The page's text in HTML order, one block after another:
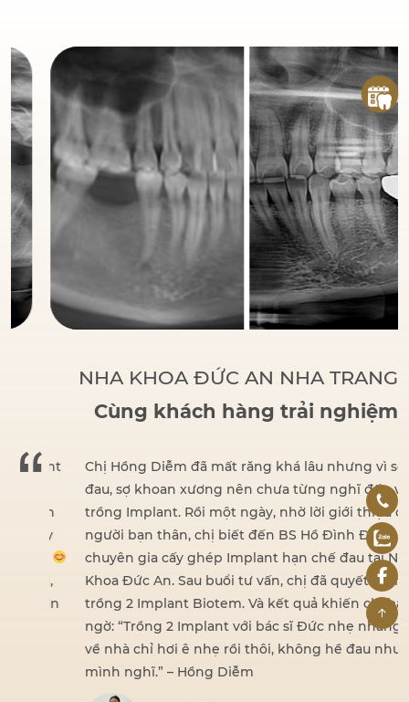
Đức tập trung vào các
phương pháp điều trị
dựa trên khoa học và
thực tiễn, đảm bảo
răng vững chắc, thẩm
mỹ và sử dụng lâu dài.
NHA KHOA ĐỨC AN NHA TRANG
Cùng khách hàng trải nghiệm
Chị Hồng Diễm đã mất răng khá lâu nhưng vì sợ
đau, sợ khoan xương nên chưa từng nghĩ đến việc
trồng Implant. Rồi một ngày, nhờ lời giới thiệu của
người bạn thân, chị biết đến BS Hồ Đình Đức –
chuyên gia cấy ghép Implant hạn chế đau tại Nha
Khoa Đức An. Sau buổi tư vấn, chị đã quyết định
trồng 2 Implant Biotem. Và kết quả khiến chị bất
ngờ: “Trồng 2 Implant với bác sĩ Đức nhẹ nhàng lắm,
về nhà chỉ hơi ê nhẹ rồi thôi, không hề đau như
mình nghĩ.” – Hồng Diễm